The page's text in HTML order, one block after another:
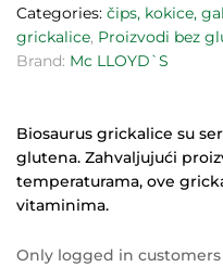
Categories: čips, kokice,
grickalice, Proizvodi bez
Brand: Mc LLOYD`S
Biosaurus grickalice su
glutena. Zahvaljujući
temperaturama, ove
vitaminima.
Only logged in